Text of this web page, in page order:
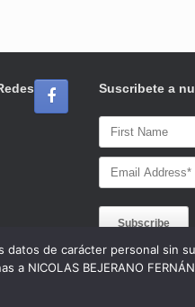
Suscribete a
de carácter personal sin
NICOLAS BEJERANO